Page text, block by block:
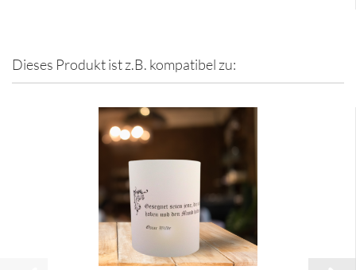
Dieses Produkt ist z.B. kompatibel zu: